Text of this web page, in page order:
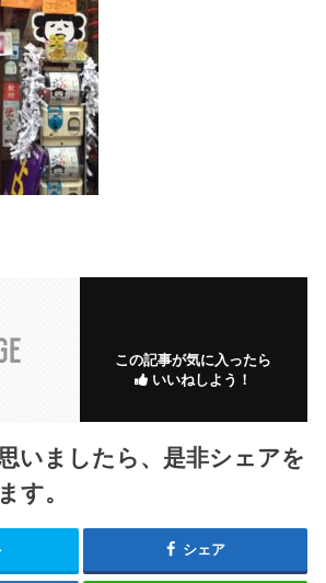
この記事が気に入ったら
いいねしよう！
いましたら、是非シェアを
す。
シェア